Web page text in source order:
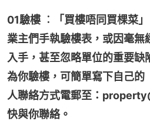
01驗樓 ︰「買樓唔同買棵菜
業主們手執驗樓表，或因毫無
入手，甚至忽略單位的重要缺
為你驗樓，可簡單寫下自己的
人聯絡方式電郵至：
快與你聯絡。